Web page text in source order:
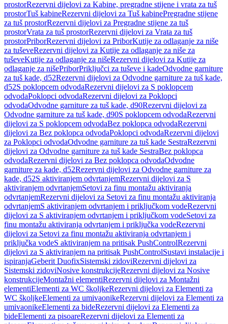
prostorRezervni dijelovi za Kabine, pregradne stijene i vrata za tuš
prostorTuš kabineRezervni dijelovi za Tuš kabinePregradne stijene
za tuš prostorRezervni dijelovi za Pregradne stijene za tuš
prostorVrata za tuš prostorRezervni dijelovi za Vrata za tuš
prostorPriborRezervni dijelovi za PriborKutije za odlaganje za niše
za tuševeRezervni dijelovi za Kutije za odlaganje za niše za
tuševeKutije za odlaganje za nišeRezervni dijelovi za Kutije za
odlaganje za nišePriborPriključci za tuševe i kadeOdvodne garniture
za tuš kade, d52Rezervni dijelovi za Odvodne garniture za tuš kade,
d52S poklopcem odvodaRezervni dijelovi za S poklopcem
odvodaPoklopci odvodaRezervni dijelovi za Poklopci
odvodaOdvodne garniture za tuš kade, d90Rezervni dijelovi za
Odvodne garniture za tuš kade, d90S poklopcem odvodaRezervni
dijelovi za S poklopcem odvodaBez poklopca odvodaRezervni
dijelovi za Bez poklopca odvodaPoklopci odvodaRezervni dijelovi
za Poklopci odvodaOdvodne garniture za tuš kade SestraRezervni
dijelovi za Odvodne garniture za tuš kade SestraBez poklopca
odvodaRezervni dijelovi za Bez poklopca odvodaOdvodne
garniture za kade, d52Rezervni dijelovi za Odvodne garniture za
kade, d52S aktiviranjem odvrtanjemRezervni dijelovi za S
aktiviranjem odvrtanjemSetovi za finu montažu aktiviranja
odvrtanjemRezervni dijelovi za Setovi za finu montažu aktiviranja
odvrtanjemS aktiviranjem odvrtanjem i priključkom vodeRezervni
dijelovi za S aktiviranjem odvrtanjem i priključkom vodeSetovi za
finu montažu aktiviranja odvrtanjem i priključka vodeRezervni
dijelovi za Setovi za finu montažu aktiviranja odvrtanjem i
priključka vodeS aktiviranjem na pritisak PushControlRezervni
dijelovi za S aktiviranjem na pritisak PushControlSustavi instalacije i
ispiranjaGeberit DuofixSistemski zidoviRezervni dijelovi za
Sistemski zidoviNosive konstrukcijeRezervni dijelovi za Nosive
konstrukcijeMontažni elementiRezervni dijelovi za Montažni
elementiElementi za WC školjkeRezervni dijelovi za Elementi za
WC školjkeElementi za umivaonikeRezervni dijelovi za Elementi za
umivaonikeElementi za bideRezervni dijelovi za Elementi za
bideElementi za pisoareRezervni dijelovi za Elementi za